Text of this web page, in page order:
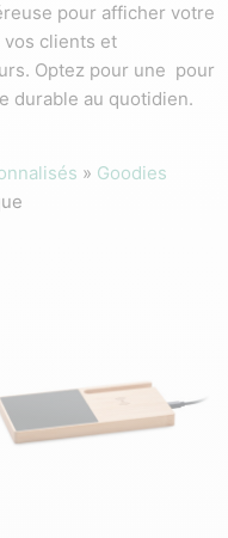
pour afficher votre
clients et
Optez pour une pour
durable au quotidien.
» Goodies